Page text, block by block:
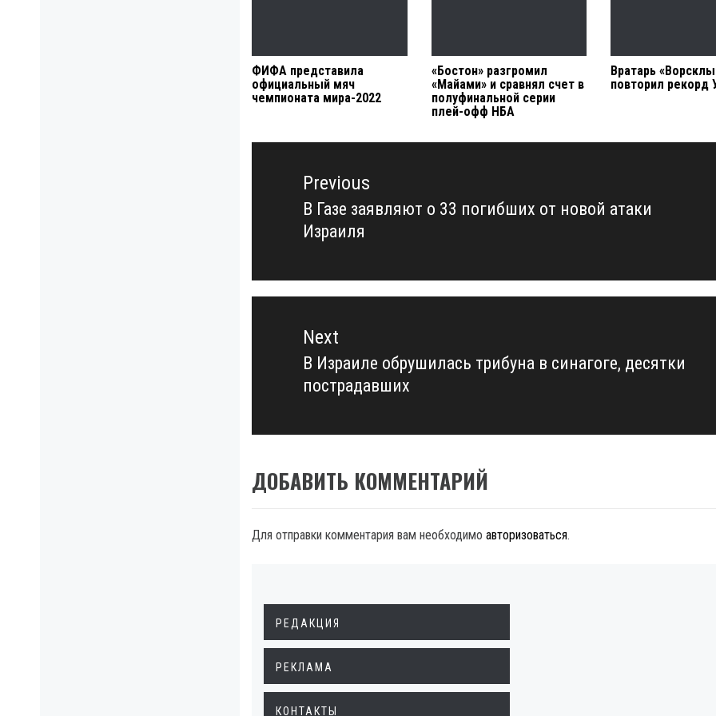
ФИФА представила
официальный мяч
чемпионата мира-2022
«Бостон» разгромил
«Майами» и сравнял счет в
полуфинальной серии
плей-офф НБА
Вратарь
повторил рекорд
Навигация
записямPrevious
Previous
post:
В Газе заявляют о 33 погибших от новой атаки
Израиля
Next
Next
post:
В Израиле обрушилась трибуна в синагоге, десятки
пострадавших
ДОБАВИТЬ КОММЕНТАРИЙ
Для отправки комментария вам необходимо авторизоваться.
РЕДАКЦИЯ
РЕКЛАМА
КОНТАКТЫ